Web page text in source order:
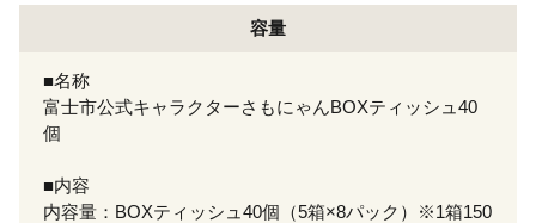
容量
■名称
富士市公式キャラクターさもにゃんBOXティッシュ40
個
■内容
内容量：BOXティッシュ40個（5箱×8パック）※1箱150